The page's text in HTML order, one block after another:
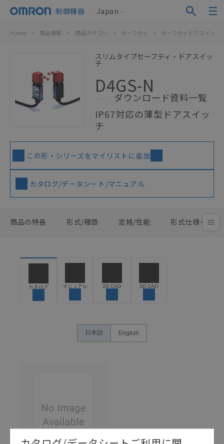
制御機器 Japan
Home > 商品情報 > 商品カテゴリ > セーフティ > セーフティドアスイッチ
スリムタイプセーフティ・ドアスイッ
チ
D4GS-N
ダウンロード資料一覧
IP67対応の薄型ドアスイッ
チ
この形・シリーズをマイリストに追加
カタログ/データシート/マニュアル
商品の特長 形式/種類 定格/性能 形式仕様一覧
カタログ マニュアル 2D CAD 3D CAD
日本語 English